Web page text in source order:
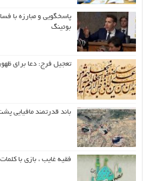
پاسخگویی و مبارزه با
بوئینگ
تعجیل فرج: دعا برای
باند قدرتمند مافیایی
فقیه غایب ، بازی با